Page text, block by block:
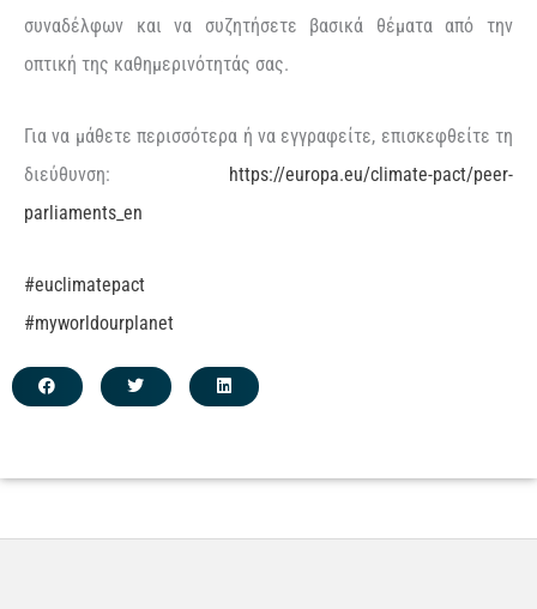
συναδέλφων και να συζητήσετε βασικά θέματα από την
οπτική της καθημερινότητάς σας.
Για να μάθετε περισσότερα ή να εγγραφείτε, επισκεφθείτε τη
διεύθυνση: https://europa.eu/climate-pact/peer-
parliaments_en
#euclimatepact
#myworldourplanet